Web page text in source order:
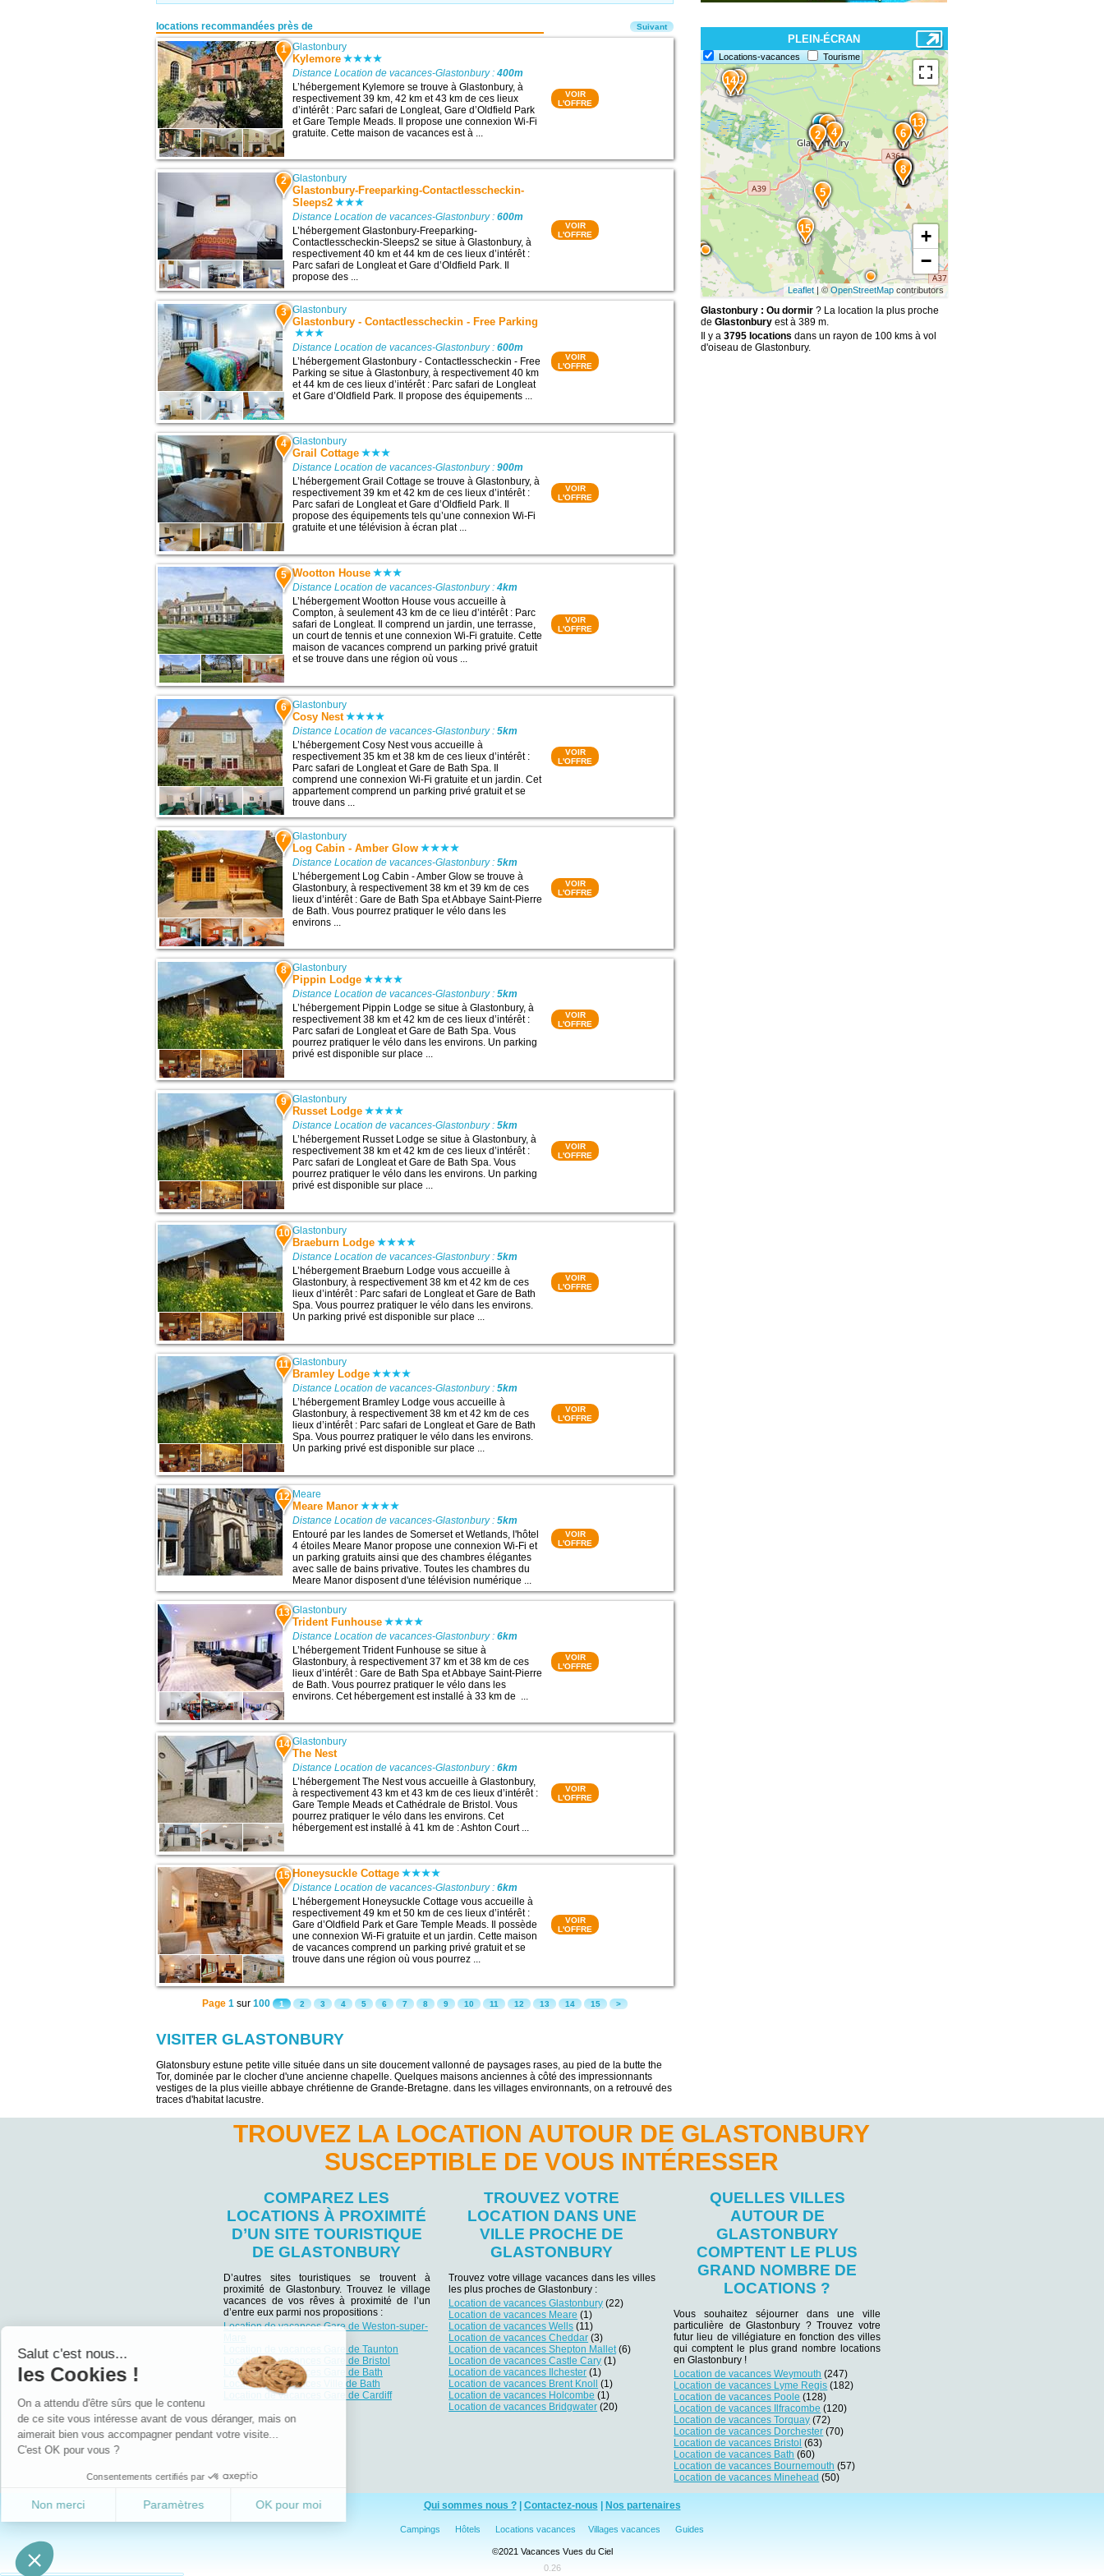
locations recommandées près de
1 Glastonbury
Kylemore
Distance Location de vacances-Glastonbury :400m
L’hébergement Kylemore se trouve à Glastonbury, à
respectivement 39 km, 42 km et 43 km de ces lieux
d’intérêt : Parc safari de Longleat, Gare d’Oldfield Park
et Gare Temple Meads. Il propose une connexion Wi-Fi
gratuite. Cette maison de vacances est à ...
VOIR
L'OFFRE
2 Glastonbury
Glastonbury-Freeparking-Contactlesscheckin-
Sleeps2
Distance Location de vacances-Glastonbury :600m
L’hébergement Glastonbury-Freeparking-
Contactlesscheckin-Sleeps2 se situe à Glastonbury, à
respectivement 40 km et 44 km de ces lieux d’intérêt :
Parc safari de Longleat et Gare d’Oldfield Park. Il
propose des ...
VOIR
L'OFFRE
3 Glastonbury
Glastonbury - Contactlesscheckin - Free Parking
Distance Location de vacances-Glastonbury :600m
L’hébergement Glastonbury - Contactlesscheckin - Free
Parking se situe à Glastonbury, à respectivement 40 km
et 44 km de ces lieux d’intérêt : Parc safari de Longleat
et Gare d’Oldfield Park. Il propose des équipements ...
VOIR
L'OFFRE
4 Glastonbury
Grail Cottage
Distance Location de vacances-Glastonbury :900m
L’hébergement Grail Cottage se trouve à Glastonbury, à
respectivement 39 km et 42 km de ces lieux d’intérêt :
Parc safari de Longleat et Gare d’Oldfield Park. Il
propose des équipements tels qu’une connexion Wi-Fi
gratuite et une télévision à écran plat ...
VOIR
L'OFFRE
5 Wootton House
Distance Location de vacances-Glastonbury :4km
L’hébergement Wootton House vous accueille à
Compton, à seulement 43 km de ce lieu d’intérêt : Parc
safari de Longleat. Il comprend un jardin, une terrasse,
un court de tennis et une connexion Wi-Fi gratuite. Cette
maison de vacances comprend un parking privé gratuit
et se trouve dans une région où vous ...
VOIR
L'OFFRE
6 Glastonbury
Cosy Nest
Distance Location de vacances-Glastonbury :5km
L’hébergement Cosy Nest vous accueille à
respectivement 35 km et 38 km de ces lieux d’intérêt :
Parc safari de Longleat et Gare de Bath Spa. Il
comprend une connexion Wi-Fi gratuite et un jardin. Cet
appartement comprend un parking privé gratuit et se
trouve dans ...
VOIR
L'OFFRE
7 Glastonbury
Log Cabin - Amber Glow
Distance Location de vacances-Glastonbury :5km
L’hébergement Log Cabin - Amber Glow se trouve à
Glastonbury, à respectivement 38 km et 39 km de ces
lieux d’intérêt : Gare de Bath Spa et Abbaye Saint-Pierre
de Bath. Vous pourrez pratiquer le vélo dans les
environs ...
VOIR
L'OFFRE
8 Glastonbury
Pippin Lodge
Distance Location de vacances-Glastonbury :5km
L’hébergement Pippin Lodge se situe à Glastonbury, à
respectivement 38 km et 42 km de ces lieux d’intérêt :
Parc safari de Longleat et Gare de Bath Spa. Vous
pourrez pratiquer le vélo dans les environs. Un parking
privé est disponible sur place ...
VOIR
L'OFFRE
9 Glastonbury
Russet Lodge
Distance Location de vacances-Glastonbury :5km
L’hébergement Russet Lodge se situe à Glastonbury, à
respectivement 38 km et 42 km de ces lieux d’intérêt :
Parc safari de Longleat et Gare de Bath Spa. Vous
pourrez pratiquer le vélo dans les environs. Un parking
privé est disponible sur place ...
VOIR
L'OFFRE
10 Glastonbury
Braeburn Lodge
Distance Location de vacances-Glastonbury :5km
L’hébergement Braeburn Lodge vous accueille à
Glastonbury, à respectivement 38 km et 42 km de ces
lieux d’intérêt : Parc safari de Longleat et Gare de Bath
Spa. Vous pourrez pratiquer le vélo dans les environs.
Un parking privé est disponible sur place ...
VOIR
L'OFFRE
11 Glastonbury
Bramley Lodge
Distance Location de vacances-Glastonbury :5km
L’hébergement Bramley Lodge vous accueille à
Glastonbury, à respectivement 38 km et 42 km de ces
lieux d’intérêt : Parc safari de Longleat et Gare de Bath
Spa. Vous pourrez pratiquer le vélo dans les environs.
Un parking privé est disponible sur place ...
VOIR
L'OFFRE
12 Meare
Meare Manor
Distance Location de vacances-Glastonbury :5km
Entouré par les landes de Somerset et Wetlands, l'hôtel
4 étoiles Meare Manor propose une connexion Wi-Fi et
un parking gratuits ainsi que des chambres élégantes
avec salle de bains privative. Toutes les chambres du
Meare Manor disposent d'une télévision numérique ...
VOIR
L'OFFRE
13 Glastonbury
Trident Funhouse
Distance Location de vacances-Glastonbury :6km
L’hébergement Trident Funhouse se situe à
Glastonbury, à respectivement 37 km et 38 km de ces
lieux d’intérêt : Gare de Bath Spa et Abbaye Saint-Pierre
de Bath. Vous pourrez pratiquer le vélo dans les
environs. Cet hébergement est installé à 33 km de ...
VOIR
L'OFFRE
14 Glastonbury
The Nest
Distance Location de vacances-Glastonbury :6km
L’hébergement The Nest vous accueille à Glastonbury,
à respectivement 43 km et 43 km de ces lieux d’intérêt :
Gare Temple Meads et Cathédrale de Bristol. Vous
pourrez pratiquer le vélo dans les environs. Cet
hébergement est installé à 41 km de : Ashton Court ...
VOIR
L'OFFRE
15 Honeysuckle Cottage
Distance Location de vacances-Glastonbury :6km
L’hébergement Honeysuckle Cottage vous accueille à
respectivement 49 km et 50 km de ces lieux d’intérêt :
Gare d’Oldfield Park et Gare Temple Meads. Il possède
une connexion Wi-Fi gratuite et un jardin. Cette maison
de vacances comprend un parking privé gratuit et se
trouve dans une région où vous pourrez ...
VOIR
L'OFFRE
Suivant
Page 1 sur 100 1 2 3 4 5 6 7 8 9 10 11 12 13 14 15 >
VISITER GLASTONBURY
Glatonsbury estune petite ville située dans un site doucement vallonné de paysages rases, au pied de la butte the
Tor, dominée par le clocher d'une ancienne chapelle. Quelques maisons anciennes à côté des impressionnants
vestiges de la plus vieille abbaye chrétienne de Grande-Bretagne. dans les villages environnants, on a retrouvé des
traces d'habitat lacustre.
PLEIN-ÉCRAN
Locations-vacances Tourisme
15
14
13
12
11
10
9
8
7
6
5
4
3
2
1
+
−
Leaflet | ©OpenStreetMap contributors
Glastonbury : Ou dormir? La location la plus proche
de Glastonburyest à 389 m.
Il y a 3795 locations dans un rayon de 100 kms à vol
d'oiseau de Glastonbury.
TROUVEZ LA LOCATION AUTOUR DE GLASTONBURY
SUSCEPTIBLE DE VOUS INTÉRESSER
COMPAREZ LES
LOCATIONS À PROXIMITÉ
D’UN SITE TOURISTIQUE
DE GLASTONBURY
D’autres sites touristiques se trouvent à
proximité de Glastonbury. Trouvez le village
vacances de vos rêves à proximité de l’un
d’entre eux parmi nos propositions :
Location de vacances Gare de Weston-super-
Location de vacances Gare de Taunton
Location de vacances Gare de Bristol
Location de vacances Gare de Bath
Location de vacances Ville de Bath
Location de vacances Gare de Cardiff
TROUVEZ VOTRE
LOCATION DANS UNE
VILLE PROCHE DE
GLASTONBURY
Trouvez votre village vacances dans les villes
les plus proches de Glastonbury :
Location de vacances Glastonbury (22)
Location de vacances Meare (1)
Location de vacances Wells (11)
Location de vacances Cheddar (3)
Location de vacances Shepton Mallet (6)
Location de vacances Castle Cary (1)
Location de vacances Ilchester (1)
Location de vacances Brent Knoll (1)
Location de vacances Holcombe (1)
Location de vacances Bridgwater (20)
QUELLES VILLES
AUTOUR DE
GLASTONBURY
COMPTENT LE PLUS
GRAND NOMBRE DE
LOCATIONS ?
Vous souhaitez séjourner dans une ville
particulière de Glastonbury ? Trouvez votre
futur lieu de villégiature en fonction des villes
qui comptent le plus grand nombre locations
en Glastonbury !
Location de vacances Weymouth (247)
Location de vacances Lyme Regis (182)
Location de vacances Poole (128)
Location de vacances Ilfracombe (120)
Location de vacances Torquay (72)
Location de vacances Dorchester (70)
Location de vacances Bristol (63)
Location de vacances Bath (60)
Location de vacances Bournemouth (57)
Location de vacances Minehead (50)
Qui sommes nous ?| Contactez-nous Nos partenaires
Campings Hôtels Locations vacances Villages vacances Guides
©2021 Vacances Vues du Ciel
0.26
Salut c'est nous...
les Cookies !
On a attendu d'être sûrs que le contenu
de ce site vous intéresse avant de vous déranger, mais on
aimerait bien vous accompagner pendant votre visite...
C'est OK pour vous ?
Consentements certifiés par
Non merci Paramètres OK pour moi
Notre plateforme vous permet d'adapter et de gérer vos paramètres de confidentialité, en garantissant la conformité avec les réglementations. Personnalisez vos préférences pour contrôler la manière dont vos informations sont manipulées.